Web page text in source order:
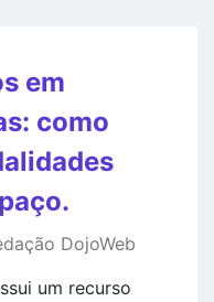
em
como
DojoWeb
um recurso